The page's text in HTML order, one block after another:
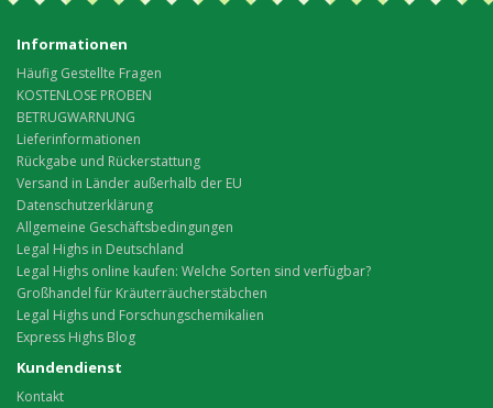
Informationen
Häufig Gestellte Fragen
KOSTENLOSE PROBEN
BETRUGWARNUNG
Lieferinformationen
Rückgabe und Rückerstattung
Versand in Länder außerhalb der EU
Datenschutzerklärung
Allgemeine Geschäftsbedingungen
Legal Highs in Deutschland
Legal Highs online kaufen: Welche Sorten sind verfügbar?
Großhandel für Kräuterräucherstäbchen
Legal Highs und Forschungschemikalien
Express Highs Blog
Kundendienst
Kontakt